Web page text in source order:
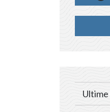
Ultime